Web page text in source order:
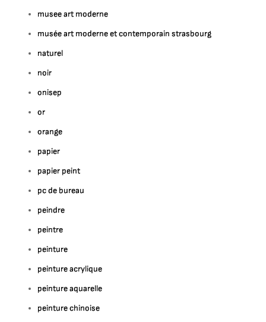
musee art moderne
musée art moderne et contemporain strasbourg
naturel
noir
onisep
or
orange
papier
papier peint
pc de bureau
peindre
peintre
peinture
peinture acrylique
peinture aquarelle
peinture chinoise